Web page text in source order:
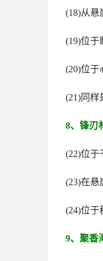
(18)从悬
(19)位于
(20)位于
(21)同样
8、锋刃
(22)位于
(23)在悬
(24)位于
9、聚香